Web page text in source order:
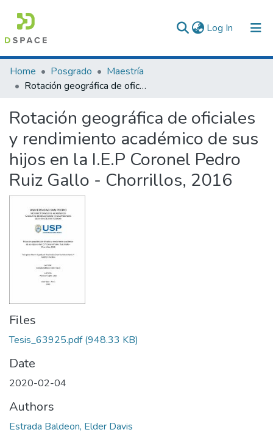
Log In (current)
Communities & Collections
All of DSpace
Statistics
Home Posgrado
Maestría
Rotación geográfica de oficiales y rendimiento académico de sus hijos en la I.E.P Coronel Pedro Ruiz Gallo - Chorrillos, 2016
Rotación geográfica de oficiales
y rendimiento académico de sus
hijos en la I.E.P Coronel Pedro
Ruiz Gallo - Chorrillos, 2016
Files
Tesis_63925.pdf(948.33 KB)
Date
2020-02-04
Authors
Estrada Baldeon, Elder Davis